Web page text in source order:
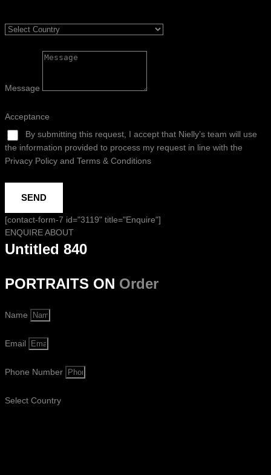
Message
Acceptance
By submitting this request, I accept that Nielly’s team will use
the information provided to process my request in line with the
Privacy Policy and Terms & Conditions
SEND
[contact-form-7 id="3119" title="Enquire"]
ENQUIRE ABOUT
Untitled 840
PORTRAITS ON Order
Name
Email
Phone Number
Select Country